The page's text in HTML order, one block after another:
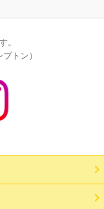
。
トン）